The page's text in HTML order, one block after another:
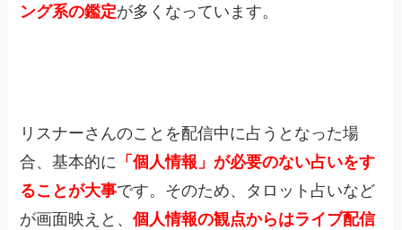
ング系の鑑定が多くなっています。
リスナーさんのことを配信中に占うとなった場
合、基本的に 「個人情報」が必要のない占いをす
ることが大事です。そのため、タロット占いなど
が画面映えと、個人情報の観点からはライブ配信